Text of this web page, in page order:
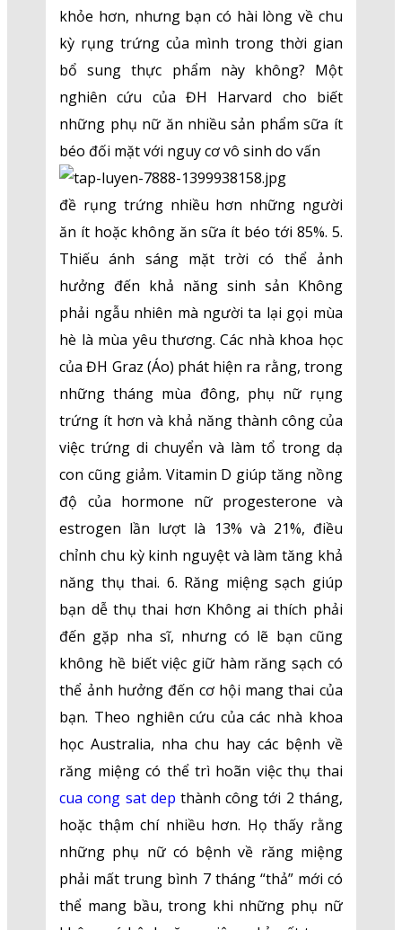
khỏe hơn, nhưng bạn có hài lòng về chu
kỳ rụng trứng của mình trong thời gian
bổ sung thực phẩm này không? Một
nghiên cứu của ĐH Harvard cho biết
những phụ nữ ăn nhiều sản phẩm sữa ít
béo đối mặt với nguy cơ vô sinh do vấn
đề rụng trứng nhiều hơn những người
ăn ít hoặc không ăn sữa ít béo tới 85%. 5.
Thiếu ánh sáng mặt trời có thể ảnh
hưởng đến khả năng sinh sản Không
phải ngẫu nhiên mà người ta lại gọi mùa
hè là mùa yêu thương. Các nhà khoa học
của ĐH Graz (Áo) phát hiện ra rằng, trong
những tháng mùa đông, phụ nữ rụng
trứng ít hơn và khả năng thành công của
việc trứng di chuyển và làm tổ trong dạ
con cũng giảm. Vitamin D giúp tăng nồng
độ của hormone nữ progesterone và
estrogen lần lượt là 13% và 21%, điều
chỉnh chu kỳ kinh nguyệt và làm tăng khả
năng thụ thai. 6. Răng miệng sạch giúp
bạn dễ thụ thai hơn Không ai thích phải
đến gặp nha sĩ, nhưng có lẽ bạn cũng
không hề biết việc giữ hàm răng sạch có
thể ảnh hưởng đến cơ hội mang thai của
bạn. Theo nghiên cứu của các nhà khoa
học Australia, nha chu hay các bệnh về
răng miệng có thể trì hoãn việc thụ thai
cua cong sat dep thành công tới 2 tháng,
hoặc thậm chí nhiều hơn. Họ thấy rằng
những phụ nữ có bệnh về răng miệng
phải mất trung bình 7 tháng “thả” mới có
thể mang bầu, trong khi những phụ nữ